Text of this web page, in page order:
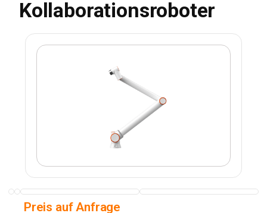
Kollaborationsroboter
Preis auf Anfrage